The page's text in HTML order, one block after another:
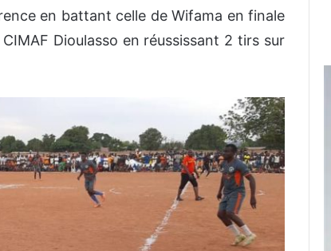
en battant celle deWifama en finale
CIMAF Dioulasso en réussissant 2 tirs sur